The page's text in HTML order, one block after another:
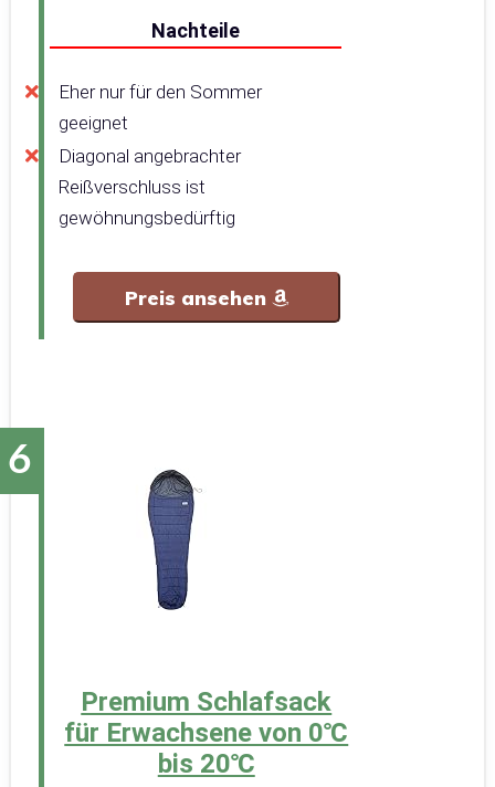
Nachteile
Eher nur für den Sommer
geeignet
Diagonal angebrachter
Reißverschluss ist
gewöhnungsbedürftig
Preis ansehen
Premium Schlafsack
für Erwachsene von 0℃
bis 20℃